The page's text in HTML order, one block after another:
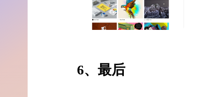
6、最后